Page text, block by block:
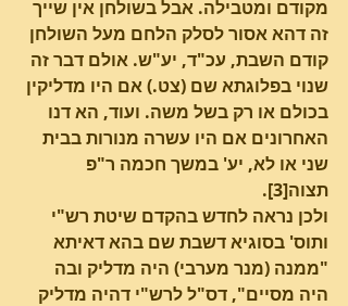
מקודם ומטבילה. אבל בשולחן אין שייך
זה דהא אסור לסלק הלחם מעל השולחן
קודם השבת, עכ"ד, יע"ש. אולם דבר זה
שנוי בפלוגתא שם (צט.) אם היו מדליקין
בכולם או רק בשל משה. ועוד, הא דנו
האחרונים אם היו עשרה מנורות בבית
שני או לא, יע' במשך חכמה ר"פ
תצוה[3].
ולכן נראה לחדש בהקדם שיטת רש"י
ותוס' בסוגיא דשבת שם בהא דאיתא
"ממנה (מנר מערבי) היה מדליק ובה
היה מסיים", דס"ל לרש"י דהיה מדליק